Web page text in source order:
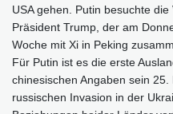
USA gehen. Putin besuchte
Präsident Trump, der am
Woche mit Xi in Peking
Für Putin ist es die erste
chinesischen Angaben sein
russischen Invasion in der